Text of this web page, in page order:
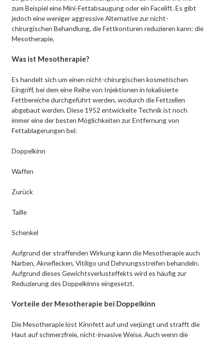
zum Beispiel eine Mini-Fettabsaugung oder ein Facelift. Es gibt
jedoch eine weniger aggressive Alternative zur nicht-
chirurgischen Behandlung, die Fettkonturen reduzieren kann: die
Mesotherapie.
Was ist Mesotherapie?
Es handelt sich um einen nicht-chirurgischen kosmetischen
Eingriff, bei dem eine Reihe von Injektionen in lokalisierte
Fettbereiche durchgeführt werden, wodurch die Fettzellen
abgebaut werden. Diese 1952 entwickelte Technik ist noch
immer eine der besten Möglichkeiten zur Entfernung von
Fettablagerungen bei:
Doppelkinn
Waffen
Zurück
Taille
Schenkel
Aufgrund der straffenden Wirkung kann die Mesotherapie auch
Narben, Akneflecken, Vitiligo und Dehnungsstreifen behandeln.
Aufgrund dieses Gewichtsverlusteffekts wird es häufig zur
Reduzierung des Doppelkinns eingesetzt.
Vorteile der Mesotherapie bei Doppelkinn
Die Mesotherapie löst Kinnfett auf und verjüngt und strafft die
Haut auf schmerzfreie, nicht-invasive Weise. Auch wenn die